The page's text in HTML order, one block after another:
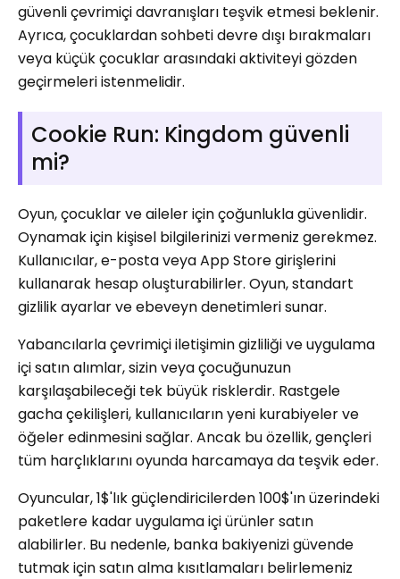
güvenli çevrimiçi davranışları teşvik etmesi beklenir.
Ayrıca, çocuklardan sohbeti devre dışı bırakmaları
veya küçük çocuklar arasındaki aktiviteyi gözden
geçirmeleri istenmelidir.
Cookie Run: Kingdom güvenli
mi?
Oyun, çocuklar ve aileler için çoğunlukla güvenlidir.
Oynamak için kişisel bilgilerinizi vermeniz gerekmez.
Kullanıcılar, e-posta veya App Store girişlerini
kullanarak hesap oluşturabilirler. Oyun, standart
gizlilik ayarlar ve ebeveyn denetimleri sunar.
Yabancılarla çevrimiçi iletişimin gizliliği ve uygulama
içi satın alımlar, sizin veya çocuğunuzun
karşılaşabileceği tek büyük risklerdir. Rastgele
gacha çekilişleri, kullanıcıların yeni kurabiyeler ve
öğeler edinmesini sağlar. Ancak bu özellik, gençleri
tüm harçlıklarını oyunda harcamaya da teşvik eder.
Oyuncular, 1$'lık güçlendiricilerden 100$'ın üzerindeki
paketlere kadar uygulama içi ürünler satın
alabilirler. Bu nedenle, banka bakiyenizi güvende
tutmak için satın alma kısıtlamaları belirlemeniz